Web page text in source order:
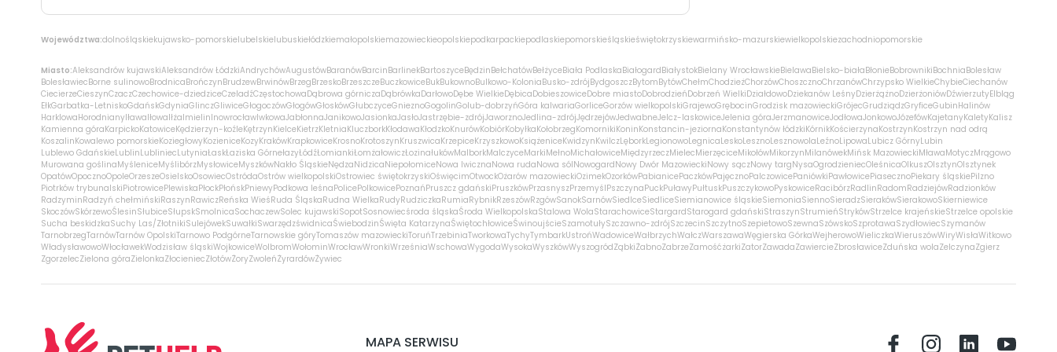
Województwa:dolnośląskiekujawsko-pomorskielubelskielubuskiełódzkiemałopolskiemazowieckieopolskiepodkarpackiepodlaskiepomorskieśląskieświętokrzyskiewarmińsko-mazurskiewielkopolskiezachodniopomorskie
Miasto:Aleksandrów kujawskiAleksandrów ŁódzkiAndrychówAugustówBaranówBarcinBarlinekBartoszyceBędzinBełchatówBełżyceBiała PodlaskaBiałogardBiałystokBielany WrocławskieBielawaBielsko-białaBłonieBobrownikiBochniaBolesław
BolesławiecBorne sulinowoBrodnicaBrończynBrudzewBrwinówBrzegBrzeskoBrzeszczeBuczkowiceBukBukownoBulkowo-KoloniaBusko-zdrójBydgoszczBytomBytówChełmChodzieżChorzówChoszcznoChrzanówChrzypsko WielkieChybieCiechanów
CiecierzeCieszynCzaczCzechowice-dziedziceCzeladźCzęstochowaDąbrowa górniczaDąbrówkaDarłowoDębe WielkieDębicaDobieszowiceDobre miastoDobrodzieńDobrzeń WielkiDziałdowoDziekanów LeśnyDzierżążnoDzierżoniówDźwierzutyElbląg
EłkGarbatka-LetniskoGdańskGdyniaGlinczGliwiceGłogoczówGłogówGłoskówGłubczyceGnieznoGogolinGolub-dobrzyńGóra kalwariaGorliceGorzów wielkopolskiGrajewoGrębocinGrodzisk mazowieckiGrójecGrudziądzGryficeGubinHalinów
HarklowaHorodnianyIławaIłowaIłżaImielinInowrocławIwkowaJabłonnaJanikowoJasionkaJasłoJastrzębie-zdrójJaworznoJedlina-zdrójJędrzejówJedwabneJelcz-laskowiceJelenia góraJerzmanowiceJodłowaJonkowoJózefówKajetanyKaletyKalisz
Kamienna góraKarpickoKatowiceKędzierzyn-koźleKętrzynKielceKietrzKletniaKluczborkKłodawaKłodzkoKnurówKobiórKobyłkaKołobrzegKomornikiKoninKonstancin-jeziornaKonstantynów łódzkiKórnikKościerzynaKostrzynKostrzyn nad odrą
KoszalinKowalewo pomorskieKoziegłowyKozieniceKozyKrakówKrapkowiceKrosnoKrotoszynKruszwicaKrzepiceKrzyszkowoKsiążeniceKwidzynKwilczLęborkLegionowoLegnicaLeskoLesznoLesznowolaLeźnoLipowaLubicz GórnyLubin
Lublewo GdańskieLublinLubliniecLutyniaŁaskŁaziska GórnełazyŁódźŁomiankiŁomżałowiczŁozinałukówMalborkMalczyceMarkiMełnoMichałowiceMiędzyrzeczMielecMierzęciceMikołówMikorzynMilanówekMińsk MazowieckiMławaMotyczMrągowo
Murowana goślinaMyśleniceMyślibórzMysłowiceMyszkówNakło ŚląskieNędzaNidzicaNiepołomiceNowa IwicznaNowa rudaNowa sólNowogardNowy Dwór MazowieckiNowy sączNowy targNysaOgrodzieniecOleśnicaOlkuszOlsztynOlsztynek
OpatówOpocznoOpoleOrzeszeOsielskoOsowiecOstródaOstrów wielkopolskiOstrowiec świętokrzyskiOświęcimOtwockOżarów mazowieckiOzimekOzorkówPabianicePaczkówPajęcznoPalczowicePaniówkiPawłowicePiasecznoPiekary śląskiePilzno
Piotrków trybunalskiPiotrowicePlewiskaPłockPłońskPniewyPodkowa leśnaPolicePolkowicePoznańPruszcz gdańskiPruszkówPrzasnyszPrzemyślPszczynaPuckPuławyPułtuskPuszczykowoPyskowiceRacibórzRadlinRadomRadziejówRadzionków
RadzyminRadzyń chełmińskiRaszynRawiczReńska WieśRuda ŚląskaRudna WielkaRudyRudziczkaRumiaRybnikRzeszówRzgówSanokSarnówSiedlceSiedliceSiemianowice śląskieSiemoniaSiennoSieradzSierakówSierakowoSkierniewice
SkoczówSkórzewoŚlesinSłubiceSłupskSmolnicaSochaczewSolec kujawskiSopotSosnowiecśroda śląskaŚroda WielkopolskaStalowa WolaStarachowiceStargardStarogard gdańskiStraszynStrumieńStrykówStrzelce krajeńskieStrzelce opolskie
Sucha beskidzkaSuchy Las/ZłotnikiSulejówekSuwałkiSwarzędzświdnicaŚwiebodzinŚwięta KatarzynaŚwiętochłowiceŚwinoujścieSzamotułySzczawno-zdrójSzczecinSzczytnoSzepietowoSzewnaSzówskoSzprotawaSzydłowiecSzymanów
TarnobrzegTarnówTarnów OpolskiTarnowo PodgórneTarnowskie góryTomaszów mazowieckiToruńTrzebiniaTworkowaTychyTymbarkUstrońWadowiceWałbrzychWałczWarszawaWęgierska GórkaWejherowoWieliczkaWieruszówWiryWisłaWitkowo
WładysławowoWłocławekWodzisław śląskiWojkowiceWolbromWołominWrocławWronkiWrześniaWschowaWygodaWysokaWyszkówWyszogródZąbkiŻabnoZabrzeZamośćżarkiZatorZawadaZawiercieZbrosławiceZduńska wolaZelczynaZgierz
ZgorzelecZielona góraZielonkaZłocieniecZłotówŻoryZwoleńŻyrardówŻywiec
MAPA SERWISU